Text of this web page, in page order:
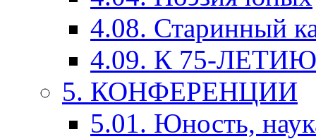
4.08. Старинный
4.09. К 75-
5. КОНФЕРЕНЦИИ
5.01. Юность,